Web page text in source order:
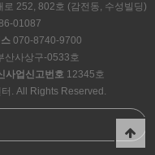
252, 802호 (감전동, 수성빌딩)
01087
070-8740-9700
산사상구-0533호
사업신고번호12345호
. All Rights Reserved.